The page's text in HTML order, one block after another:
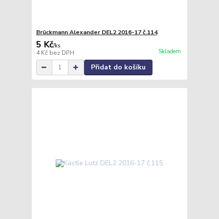
Brückmann Alexander DEL2 2016-17 č.114
5 Kč/ks
4 Kč bez DPH Skladem
Přidat do košíku